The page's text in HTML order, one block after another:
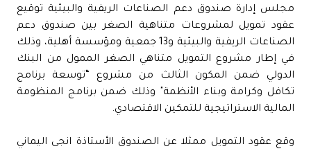
مجلس إدارة صندوق دعم الصناعات الريفية والبيئية توقيع
عقود تمويل لمشروعات متناهية الصغر بين صندوق دعم
الصناعات الريفية والبيئية و13 جمعية ومؤسسة أهلية، وذلك
في إطار مشروع التمويل متناهي الصغر الممول من البنك
الدولي ضمن المكون الثالث من مشروع “توسعة برنامج
تكافل وكرامة وبناء الأنظمة" وذلك ضمن برنامج المنظومة
المالية الاستراتيجية للتمكين الاقتصادي.
وقع عقود التمويل ممثلا عن الصندوق الأستاذة انجى اليماني